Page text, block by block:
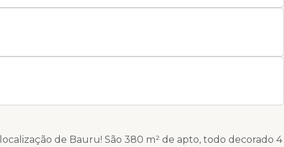
de Bauru! São 380 m² de apto, todo decorado 4